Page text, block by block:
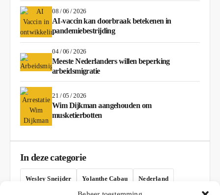
08 / 06 / 2026
AI-vaccin kan doorbraak betekenen in
pandemiebestrijding
04 / 06 / 2026
Meeste Nederlanders willen beperking
arbeidsmigratie
21 / 05 / 2026
Wim Dijkman aangehouden om
musketierbotten
In deze categorie
Wesley Sneijder Yolanthe Cabau Nederland